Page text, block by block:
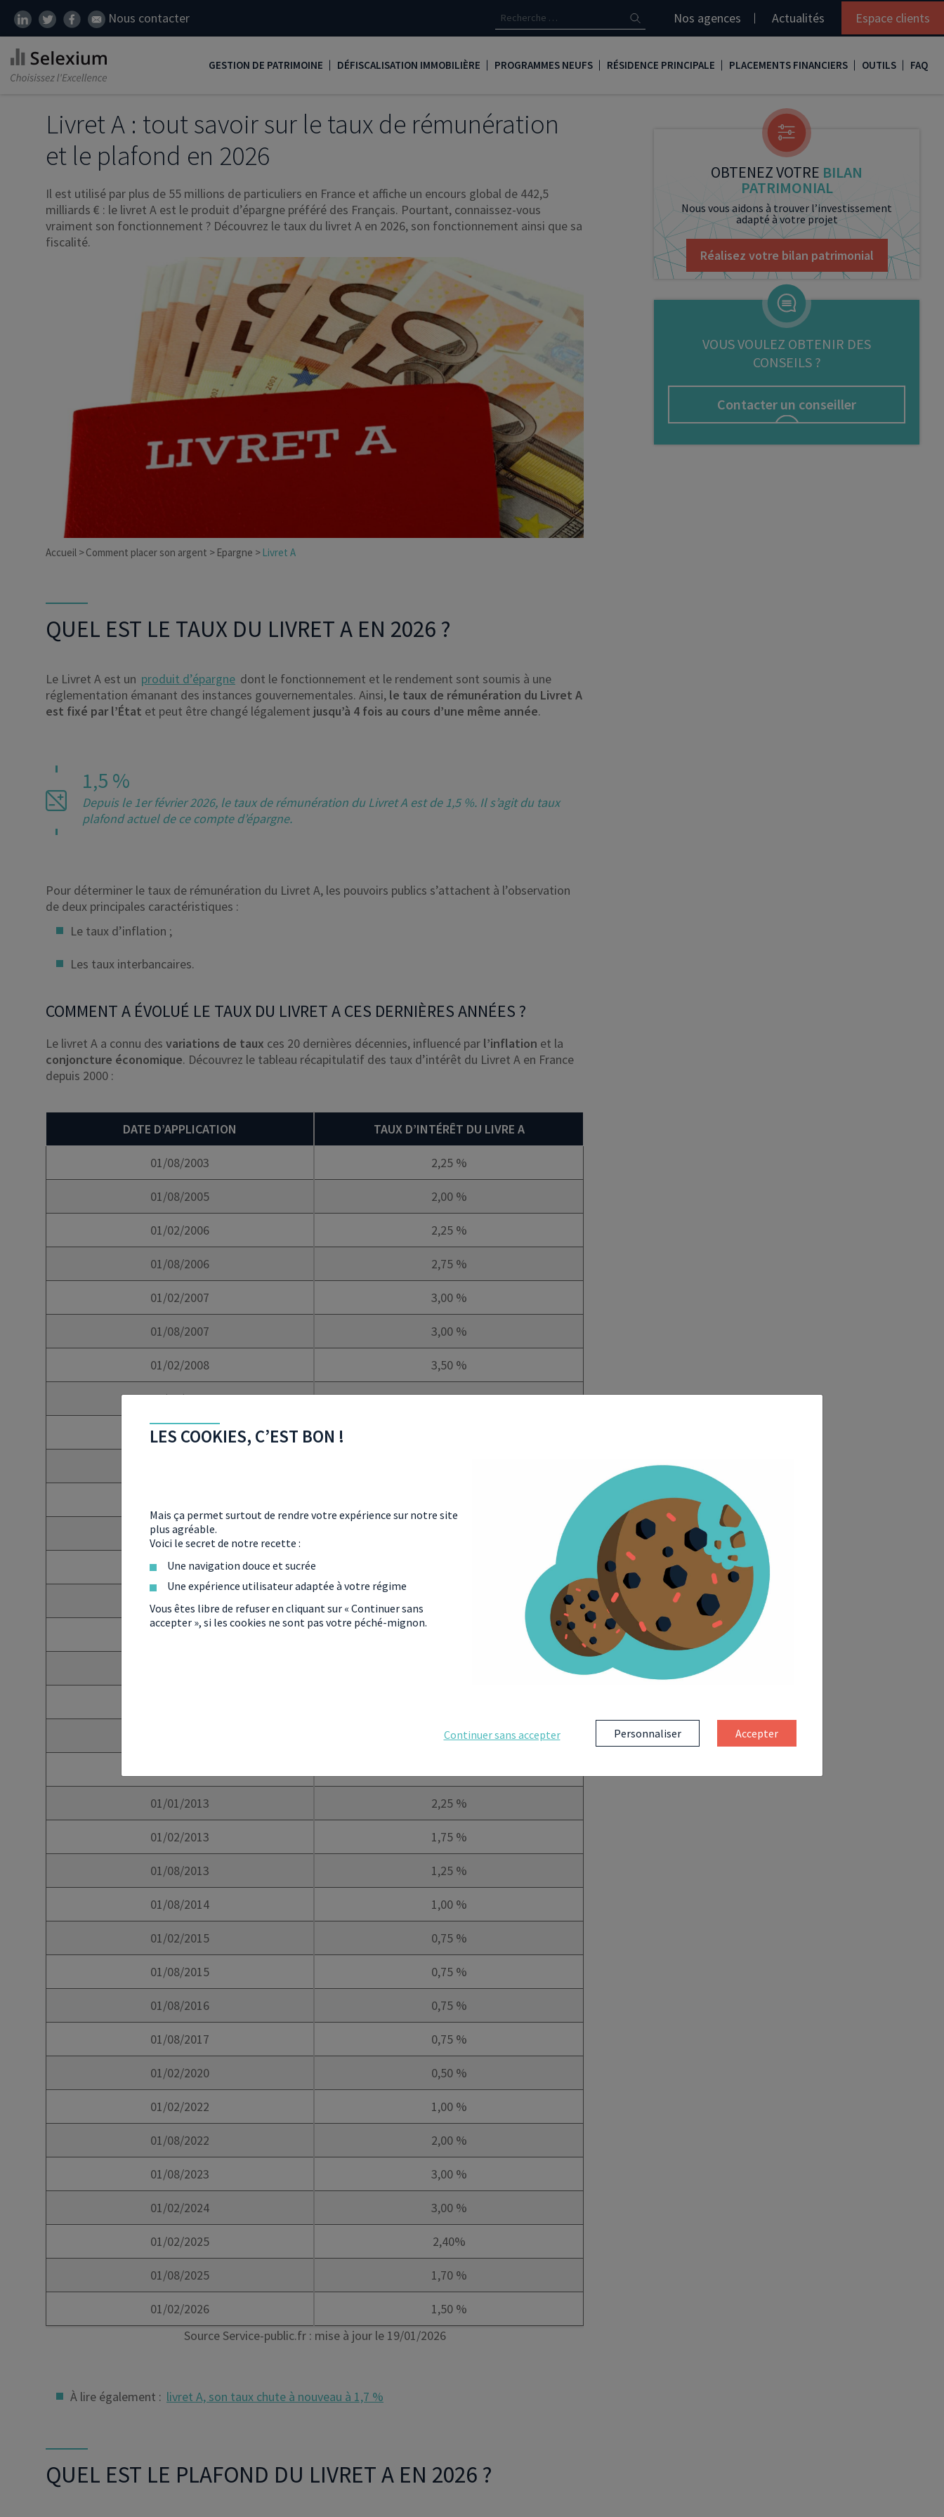
Nous contacter Nos agences Actualités Espace clients
GESTION DE PATRIMOINE
Réduire ses impôts
Préparer sa retraite
Transmission de patrimoine
SCI
Comment placer son argent
Défiscalisation
Dirigeant d’entreprise
Conseils fiscalité d’entreprise
DÉFISCALISATION IMMOBILIÈRE
Dispositif Jeanbrun
Logement locatif intermédiaire
Loi Girardin
Loi Cosse
Nue propriété
Déficit foncier
Loi Pinel
Investissement locatif
PROGRAMMES NEUFS
Appartements neufs à Toulouse
Appartements neufs à Marseille
Appartements neufs à Lyon
RÉSIDENCE PRINCIPALE
Renégocier son crédit immobilier
PLACEMENTS FINANCIERS
PEA
Loi Madelin
SCPI
OUTILS
Simulation loi Denormandie
Comment réaliser son bilan patrimonial ?
Le guide de la loi Denormandie 2026
Simulation prêt immobilier
Nos vidéos
Nos Podcasts
FAQ
Livret A : tout savoir sur le taux de rémunération
et le plafond en 2026
Il est utilisé par plus de 55 millions de particuliers en France et affiche un encours global de 442,5
milliards € : le livret A est le produit d’épargne préféré des Français. Pourtant, connaissez-vous
vraiment son fonctionnement ? Découvrez le taux du livret A en 2026, son fonctionnement ainsi que sa
fiscalité.
Accueil Comment placer son argent Epargne Livret A
QUEL EST LE TAUX DU LIVRET A EN 2026 ?
Le Livret A est un produit d’épargne dont le fonctionnement et le rendement sont soumis à une
réglementation émanant des instances gouvernementales. Ainsi, le taux de rémunération du Livret A
est fixé par l’État et peut être changé légalement jusqu’à 4 fois au cours d’une même année.
1,5 %
Depuis le 1er février 2026, le taux de rémunération du Livret A est de 1,5 %. Il s’agit du taux
plafond actuel de ce compte d’épargne.
Pour déterminer le taux de rémunération du Livret A, les pouvoirs publics s’attachent à l’observation
de deux principales caractéristiques :
Le taux d’inflation ;
Les taux interbancaires.
COMMENT A ÉVOLUÉ LE TAUX DU LIVRET A CES DERNIÈRES ANNÉES ?
Le livret A a connu des variations de taux ces 20 dernières décennies, influencé par l’inflation et la
conjoncture économique. Découvrez le tableau récapitulatif des taux d’intérêt du Livret A en France
depuis 2000 :
DATE D’APPLICATION TAUX D’INTÉRÊT DU LIVRE A
01/08/2003 2,25 %
01/08/2005 2,00 %
01/02/2006 2,25 %
01/08/2006 2,75 %
01/02/2007 3,00 %
01/08/2007 3,00 %
01/02/2008 3,50 %
01/08/2008 4,00 %
01/02/2009
01/08/2009
01/02/2010
01/08/2010
2,25 %
01/01/2013 2,25 %
01/02/2013 1,75 %
01/08/2013 1,25 %
01/08/2014 1,00 %
01/02/2015 0,75 %
01/08/2015 0,75 %
01/08/2016 0,75 %
01/08/2017 0,75 %
01/02/2020 0,50 %
01/02/2022 1,00 %
01/08/2022 2,00 %
01/08/2023 3,00 %
01/02/2024 3,00 %
01/02/2025 2,40%
01/08/2025 1,70 %
01/02/2026
1,50 %
Source Service-public.fr : mise à jour le 19/01/2026
À lire également : livret A, son taux chute à nouveau à 1,7 %
QUEL EST LE PLAFOND DU LIVRET A EN 2026 ?
OBTENEZ VOTRE BILAN
PATRIMONIAL
Nous vous aidons à trouver l’investissement
adapté à votre projet
Réalisez votre bilan patrimonial
VOUS VOULEZ OBTENIR DES
CONSEILS ?
Contacter un conseiller
LES COOKIES, C’EST BON !
Mais ça permet surtout de rendre votre expérience sur notre site
plus agréable.
Voici le secret de notre recette :
Une navigation douce et sucrée
Une expérience utilisateur adaptée à votre régime
Vous êtes libre de refuser en cliquant sur « Continuer sans
accepter », si les cookies ne sont pas votre péché-mignon.
Continuer sans accepter Personnaliser Accepter